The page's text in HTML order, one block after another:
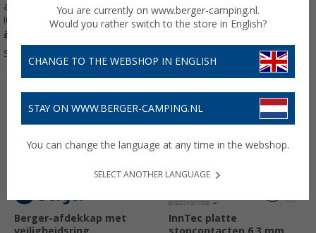
afdekkappen: met de juiste accessoires werk je jouw elektrische
installatie veilig, netjes en duurzaam af.Lees meer overOverige
accessoires
Sorteren:
-33%
Berger-afdekkap met
veiligheidsring
InnTec platte
stopcontacten 6,3 mm
You are currently on www.berger-camping.nl.
Would you rather switch to the store in English?
CHANGE TO THE WEBSHOP IN ENGLISH
STAY ON WWW.BERGER-CAMPING.NL
You can change the language at any time in the webshop.
SELECT ANOTHER LANGUAGE